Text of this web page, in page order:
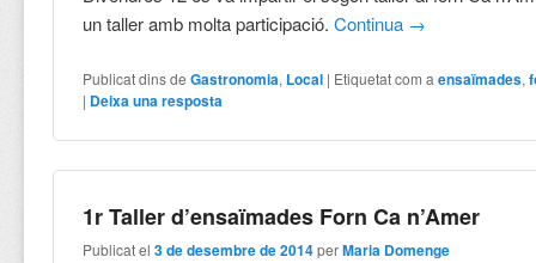
un taller amb molta participació.Continua →
Publicat dins de Gastronomia, Local | Etiquetat com a ensaïmades,
| Deixa una resposta
1r Taller d’ensaïmades Forn Ca n’Amer
Publicat el3 de desembre de 2014 perMaria Domenge